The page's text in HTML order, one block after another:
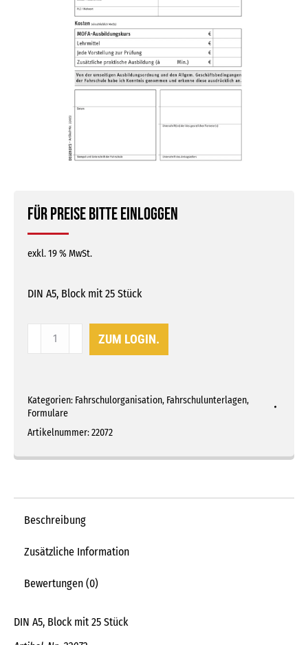
Für Preise bitte einloggen
exkl. 19 % MwSt.
DIN A5, Block mit 25 Stück
ZUM LOGIN.
Kategorien: Fahrschulorganisation, Fahrschulunterlagen,
Formulare
Artikelnummer:22072
Beschreibung
Zusätzliche Information
Bewertungen (0)
DIN A5, Block mit 25 Stück